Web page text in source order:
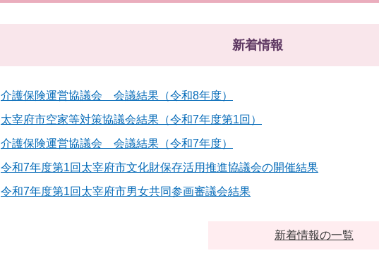
新着情報
介護保険運営協議会 会議結果（令和8年度）
太宰府市空家等対策協議会結果（令和7年度第1回）
介護保険運営協議会 会議結果（令和7年度）
令和7年度第1回太宰府市文化財保存活用推進協議会の開催結果
令和7年度第1回太宰府市男女共同参画審議会結果
新着情報の一覧